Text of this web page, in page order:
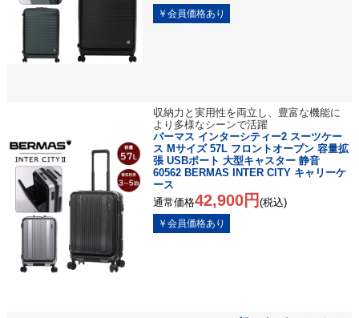
収納力と実用性を両立し、豊富な機能に
より多様なシーンで活躍
バーマス インターシティー2 スーツケー
ス Mサイズ 57L フロントオープン 容量拡
張 USBポート 大型キャスター 静音
60562 BERMAS INTER CITY キャリーケ
ース
通常価格42,900円 (税込)